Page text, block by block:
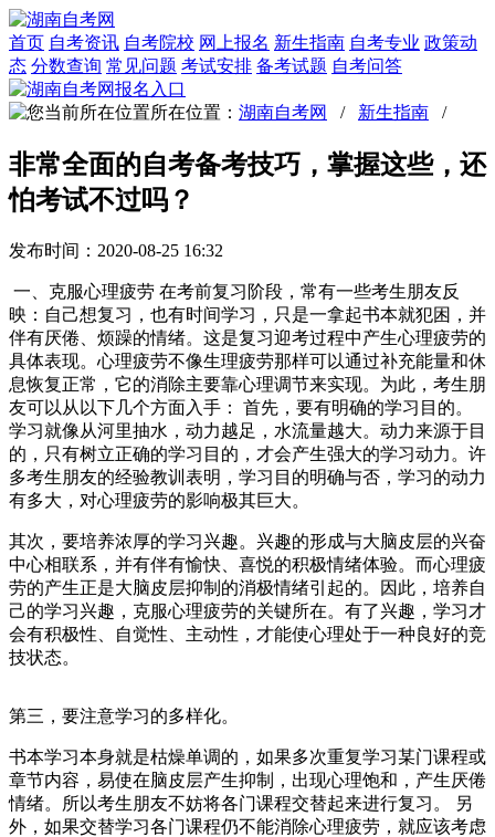
首页 自考资讯 自考院校 网上报名 新生指南 自考专业 政策动
态 分数查询 常见问题 考试安排 备考试题 自考问答
所在位置： 湖南自考网 / 新生指南 /
非常全面的自考备考技巧，掌握这些，还
怕考试不过吗？
发布时间：2020-08-25 16:32
一、克服心理疲劳 在考前复习阶段，常有一些考生朋友反
映：自己想复习，也有时间学习，只是一拿起书本就犯困，并
伴有厌倦、烦躁的情绪。这是复习迎考过程中产生心理疲劳的
具体表现。心理疲劳不像生理疲劳那样可以通过补充能量和休
息恢复正常，它的消除主要靠心理调节来实现。为此，考生朋
友可以从以下几个方面入手： 首先，要有明确的学习目的。
学习就像从河里抽水，动力越足，水流量越大。动力来源于目
的，只有树立正确的学习目的，才会产生强大的学习动力。许
多考生朋友的经验教训表明，学习目的明确与否，学习的动力
有多大，对心理疲劳的影响极其巨大。
其次，要培养浓厚的学习兴趣。兴趣的形成与大脑皮层的兴奋
中心相联系，并有伴有愉快、喜悦的积极情绪体验。而心理疲
劳的产生正是大脑皮层抑制的消极情绪引起的。因此，培养自
己的学习兴趣，克服心理疲劳的关键所在。有了兴趣，学习才
会有积极性、自觉性、主动性，才能使心理处于一种良好的竞
技状态。
第三，要注意学习的多样化。
书本学习本身就是枯燥单调的，如果多次重复学习某门课程或
章节内容，易使在脑皮层产生抑制，出现心理饱和，产生厌倦
情绪。所以考生朋友不妨将各门课程交替起来进行复习。 另
外，如果交替学习各门课程仍不能消除心理疲劳，就应该考虑